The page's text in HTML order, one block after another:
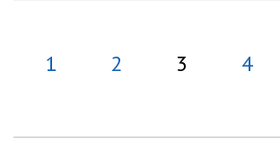
1 2 3 4